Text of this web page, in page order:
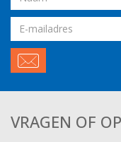
Email
VRAGEN OF